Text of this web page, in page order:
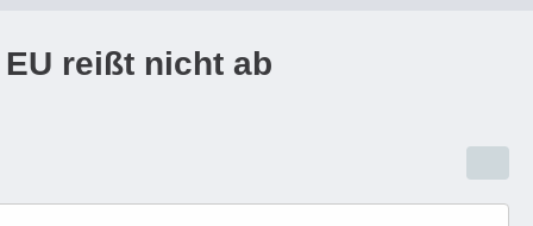
reißt nicht ab